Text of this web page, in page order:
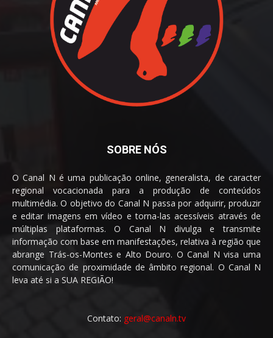
SOBRE NÓS
O Canal N é uma publicação online, generalista, de caracter
regional vocacionada para a produção de conteúdos
multimédia. O objetivo do Canal N passa por adquirir, produzir
e editar imagens em vídeo e torna-las acessíveis através de
múltiplas plataformas. O Canal N divulga e transmite
informação com base em manifestações, relativa à região que
abrange Trás-os-Montes e Alto Douro. O Canal N visa uma
comunicação de proximidade de âmbito regional. O Canal N
leva até si a SUA REGIÃO!
Contato: geral@canaln.tv